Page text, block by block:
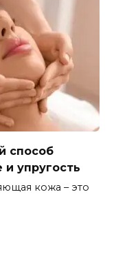
способ
и упругость
кожа – это